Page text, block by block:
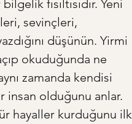
fısıltısıdır. Yeni
sevinçleri,
düşünün. Yirmi
okuduğunda ne
zamanda kendisi
insan olduğunu anlar.
hayaller kurduğunu ilk